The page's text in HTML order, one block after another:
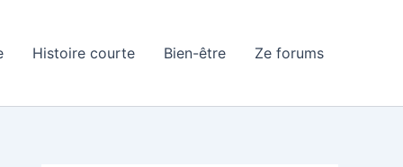
Histoire courte Bien-être Ze forums